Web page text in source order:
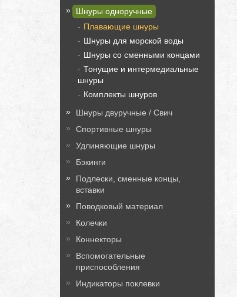
Шнуры одноручные
Плавающие шнуры
Шнуры для морской воды
Шнуры со сменными концами
Тонущие и интермедиальные
шнуры
Комплекты шнуров
Шнуры двуручные / Свич
Спортивные шнуры
Удлиняющие шнуры
Бэкинги
Подлески, сменные концы,
вставки
Поводковый материал
Колечки
Коннекторы
Вспомогательные
приспособления
Индикаторы поклевки